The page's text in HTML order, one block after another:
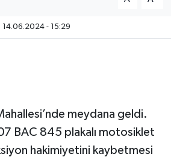
14.06.2024 - 15:29
meydana geldi.
07 BAC 845 plakalı motosiklet
hakimiyetini kaybetmesi